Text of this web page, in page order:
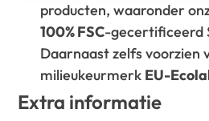
producten, waaronder
100% FSC-gecertificeerd
Daarnaast zelfs voorzien
milieukeurmerk EU-
Extra informatie